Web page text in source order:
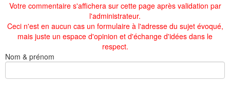
Votre commentaire s'affichera sur cette page après validation par
l'administrateur.
Ceci n'est en aucun cas un formulaire à l'adresse du sujet évoqué,
mais juste un espace d'opinion et d'échange d'idées dans le
respect.
Nom & prénom